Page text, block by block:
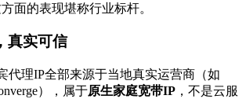
面的表现堪称行业标杆。
真实可信
代理IP全部来源于当地真实运营商（如
），属于原生家庭宽带IP ，不是云服